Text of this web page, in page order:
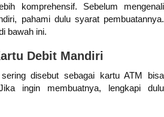
komprehensif. Sebelum mengenali
pahami dulu syarat pembuatannya.
bawah ini.
Debit Mandiri
disebut sebagai kartu ATM bisa
ingin membuatnya, lengkapi dulu